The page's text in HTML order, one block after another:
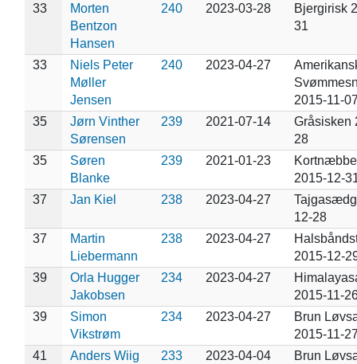
33
Morten
Bentzon
Hansen
240 2023-03-28
Bjergirisk
31
33
Niels Peter
Møller
Jensen
240 2023-04-27
2015-11-
35
Jørn Vinther
Sørensen
239 2021-07-14
Gråsisken
28
35
Søren
Blanke
239 2021-01-23
2015-12-
37
Jan Kiel 238 2023-04-27
12-28
37
Martin
Liebermann
238 2023-04-27
2015-12-
39
Orla Hugger
Jakobsen
234 2023-04-27
2015-11-
39
Simon
Vikstrøm
234 2023-04-27
Brun
2015-11-
41
Anders Wiig
233 2023-04-04
Brun